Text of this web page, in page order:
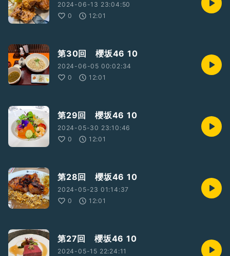
2024-06-13 23:04:50
0
12:01
第30回 櫻坂46 10
2024-06-05 00:02:34
0
12:01
第29回 櫻坂46 10
2024-05-30 23:10:46
0
12:01
第28回 櫻坂46 10
2024-05-23 01:14:37
0
12:01
第27回 櫻坂46 10
2024-05-15 22:24:11